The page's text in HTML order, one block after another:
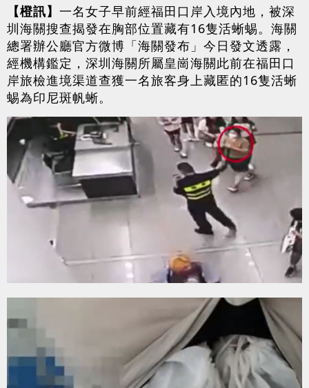
【橙訊】 一名女子早前經福田口岸入境內地，被深
圳海關搜查揭發在胸部位置藏有16隻活蜥蜴。海關
總署辦公廳官方微博「海關發布」今日發文透露，
經機構鑑定，深圳海關所屬皇崗海關此前在福田口
岸旅檢進境渠道查獲一名旅客身上藏匿的16隻活蜥
蜴為印尼斑帆蜥。